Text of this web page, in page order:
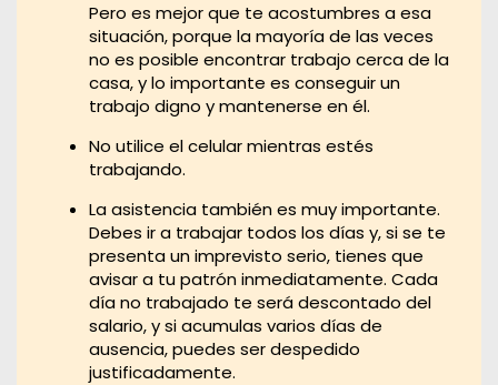
Pero es mejor que te acostumbres a esa
situación, porque la mayoría de las veces
no es posible encontrar trabajo cerca de la
casa, y lo importante es conseguir un
trabajo digno y mantenerse en él.
No utilice el celular mientras estés
trabajando.
La asistencia también es muy importante.
Debes ir a trabajar todos los días y, si se te
presenta un imprevisto serio, tienes que
avisar a tu patrón inmediatamente. Cada
día no trabajado te será descontado del
salario, y si acumulas varios días de
ausencia, puedes ser despedido
justificadamente.